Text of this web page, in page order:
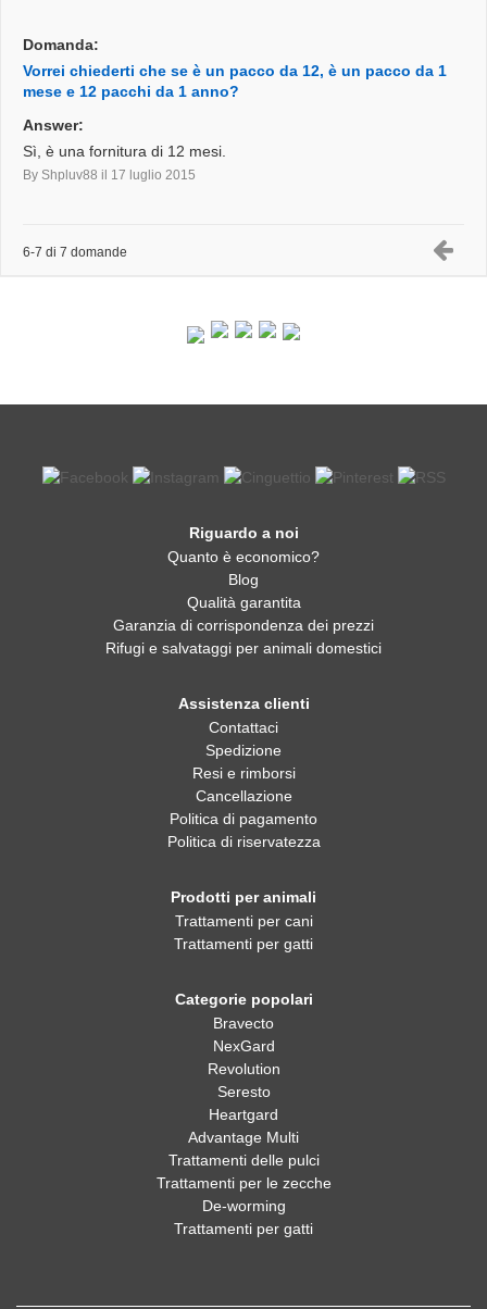
Domanda:
Vorrei chiederti che se è un pacco da 12, è un pacco da 1
mese e 12 pacchi da 1 anno?
Answer:
Sì, è una fornitura di 12 mesi.
By Shpluv88 il 17 luglio 2015
6-7 di 7 domande
Riguardo a noi
Quanto è economico?
Blog
Qualità garantita
Garanzia di corrispondenza dei prezzi
Rifugi e salvataggi per animali domestici
Assistenza clienti
Contattaci
Spedizione
Resi e rimborsi
Cancellazione
Politica di pagamento
Politica di riservatezza
Prodotti per animali
Trattamenti per cani
Trattamenti per gatti
Categorie popolari
Bravecto
NexGard
Revolution
Seresto
Heartgard
Advantage Multi
Trattamenti delle pulci
Trattamenti per le zecche
De-worming
Trattamenti per gatti